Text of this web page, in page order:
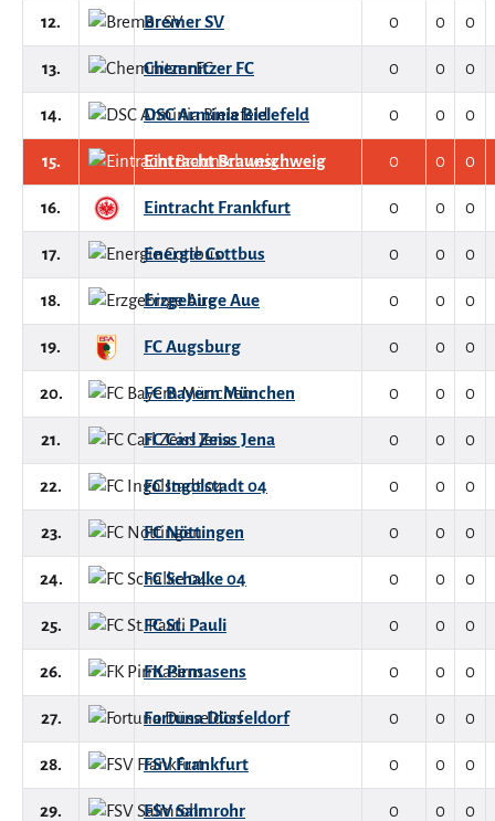
12. Bremer SV 0 0 0
13. Chemnitzer FC 0 0 0
14. DSC Arminia Bielefeld 0 0 0
15. Eintracht Braunschweig 0 0 0
16. Eintracht Frankfurt 0 0 0
17. Energie Cottbus 0 0 0
18. Erzgebirge Aue 0 0 0
19. FC Augsburg 0 0 0
20. FC Bayern München 0 0 0
21. FC Carl Zeiss Jena 0 0 0
22. FC Ingolstadt 04 0 0 0
23. FC Nöttingen 0 0 0
24. FC Schalke 04 0 0 0
25. FC St. Pauli 0 0 0
26. FK Pirmasens 0 0 0
27. Fortuna Düsseldorf 0 0 0
28. FSV Frankfurt 0 0 0
29. FSV Salmrohr 0 0 0